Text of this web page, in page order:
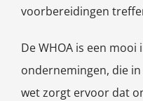
voorbereidingen
De WHOA is een
ondernemingen, die
wet zorgt ervoor dat